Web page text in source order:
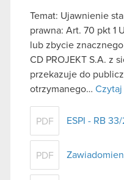
Temat: Ujawnienie
prawna: Art. 70 pkt 1
lub zbycie
CD PROJEKT S.A. z
przekazuje do
otrzymanego… Czytaj
PDF ESPI - RB
PDF